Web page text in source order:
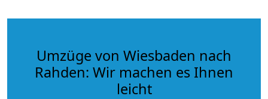
Umzüge von Wiesbaden nach
Rahden: Wir machen es Ihnen
leicht